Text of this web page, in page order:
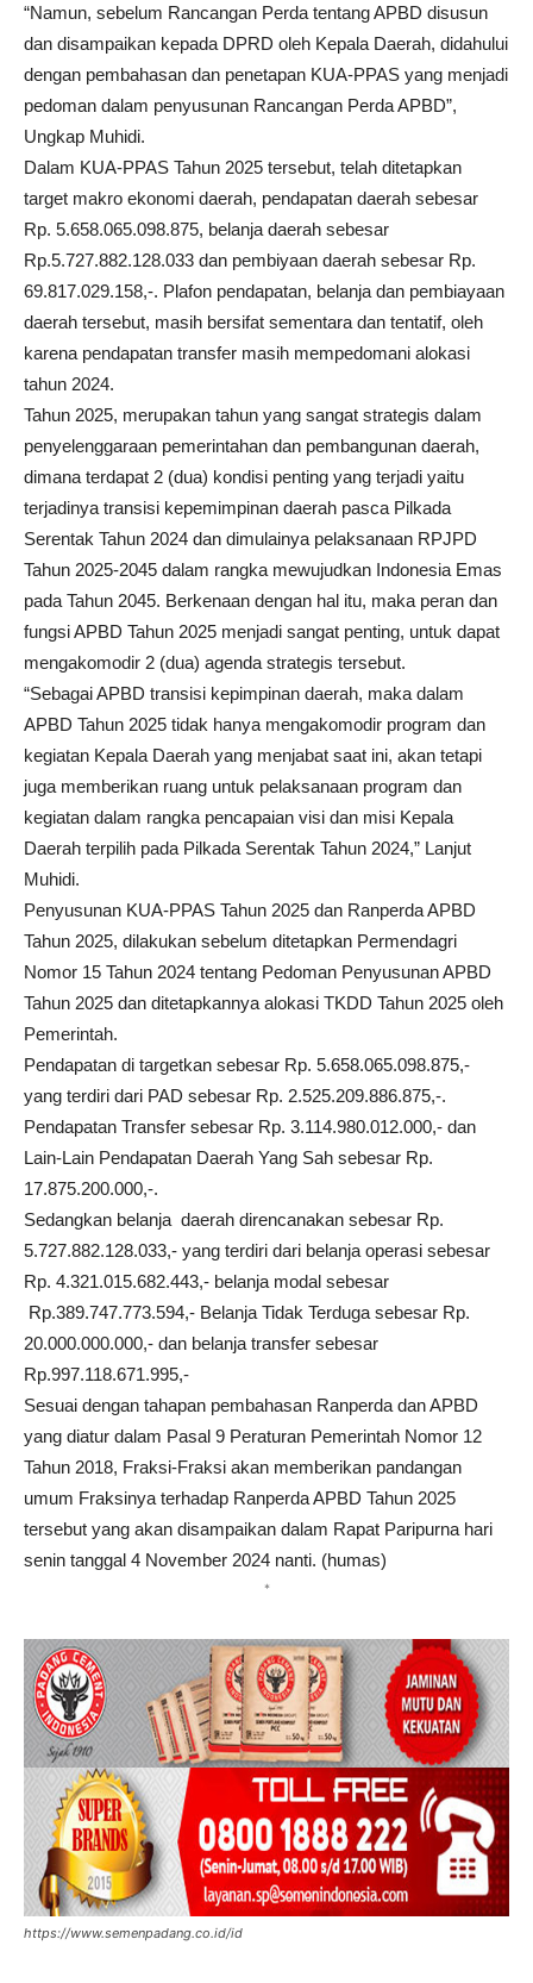
“Namun, sebelum Rancangan Perda tentang APBD disusun
dan disampaikan kepada DPRD oleh Kepala Daerah, didahului
dengan pembahasan dan penetapan KUA-PPAS yang menjadi
pedoman dalam penyusunan Rancangan Perda APBD”,
Ungkap Muhidi.
Dalam KUA-PPAS Tahun 2025 tersebut, telah ditetapkan
target makro ekonomi daerah, pendapatan daerah sebesar
Rp. 5.658.065.098.875, belanja daerah sebesar
Rp.5.727.882.128.033 dan pembiyaan daerah sebesar Rp.
69.817.029.158,-. Plafon pendapatan, belanja dan pembiayaan
daerah tersebut, masih bersifat sementara dan tentatif, oleh
karena pendapatan transfer masih mempedomani alokasi
tahun 2024.
Tahun 2025, merupakan tahun yang sangat strategis dalam
penyelenggaraan pemerintahan dan pembangunan daerah,
dimana terdapat 2 (dua) kondisi penting yang terjadi yaitu
terjadinya transisi kepemimpinan daerah pasca Pilkada
Serentak Tahun 2024 dan dimulainya pelaksanaan RPJPD
Tahun 2025-2045 dalam rangka mewujudkan Indonesia Emas
pada Tahun 2045. Berkenaan dengan hal itu, maka peran dan
fungsi APBD Tahun 2025 menjadi sangat penting, untuk dapat
mengakomodir 2 (dua) agenda strategis tersebut.
“Sebagai APBD transisi kepimpinan daerah, maka dalam
APBD Tahun 2025 tidak hanya mengakomodir program dan
kegiatan Kepala Daerah yang menjabat saat ini, akan tetapi
juga memberikan ruang untuk pelaksanaan program dan
kegiatan dalam rangka pencapaian visi dan misi Kepala
Daerah terpilih pada Pilkada Serentak Tahun 2024,” Lanjut
Muhidi.
Penyusunan KUA-PPAS Tahun 2025 dan Ranperda APBD
Tahun 2025, dilakukan sebelum ditetapkan Permendagri
Nomor 15 Tahun 2024 tentang Pedoman Penyusunan APBD
Tahun 2025 dan ditetapkannya alokasi TKDD Tahun 2025 oleh
Pemerintah.
Pendapatan di targetkan sebesar Rp. 5.658.065.098.875,-
yang terdiri dari PAD sebesar Rp. 2.525.209.886.875,-.
Pendapatan Transfer sebesar Rp. 3.114.980.012.000,- dan
Lain-Lain Pendapatan Daerah Yang Sah sebesar Rp.
17.875.200.000,-.
Sedangkan belanja daerah direncanakan sebesar Rp.
5.727.882.128.033,- yang terdiri dari belanja operasi sebesar
Rp. 4.321.015.682.443,- belanja modal sebesar
Rp.389.747.773.594,- Belanja Tidak Terduga sebesar Rp.
20.000.000.000,- dan belanja transfer sebesar
Rp.997.118.671.995,-
Sesuai dengan tahapan pembahasan Ranperda dan APBD
yang diatur dalam Pasal 9 Peraturan Pemerintah Nomor 12
Tahun 2018, Fraksi-Fraksi akan memberikan pandangan
umum Fraksinya terhadap Ranperda APBD Tahun 2025
tersebut yang akan disampaikan dalam Rapat Paripurna hari
senin tanggal 4 November 2024 nanti. (humas)
*
https://www.semenpadang.co.id/id